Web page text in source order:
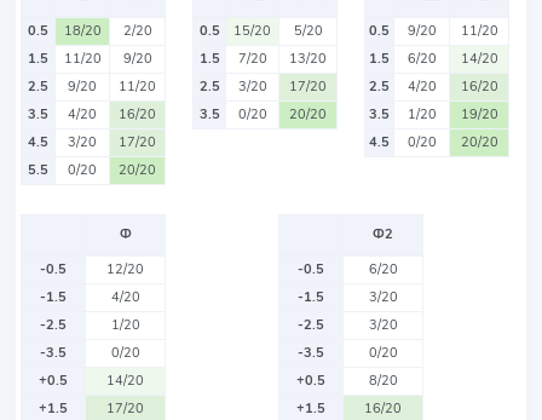
0.5
18/20
2/20
1.5
11/20
9/20
2.5
9/20
11/20
3.5
4/20
16/20
4.5
3/20
17/20
5.5
0/20 20/20
0.5
15/20
5/20
1.5
7/20
13/20
2.5
3/20
17/20
3.5
0/20 20/20
0.5
9/20
11/20
1.5
6/20
14/20
2.5
4/20
16/20
3.5
1/20
19/20
4.5
0/20 20/20
Ф
-0.5
12/20
-1.5
4/20
-2.5
1/20
-3.5
0/20
+0.5
14/20
+1.5
17/20
Ф2
-0.5
6/20
-1.5
3/20
-2.5
3/20
-3.5
0/20
+0.5
8/20
+1.5
16/20